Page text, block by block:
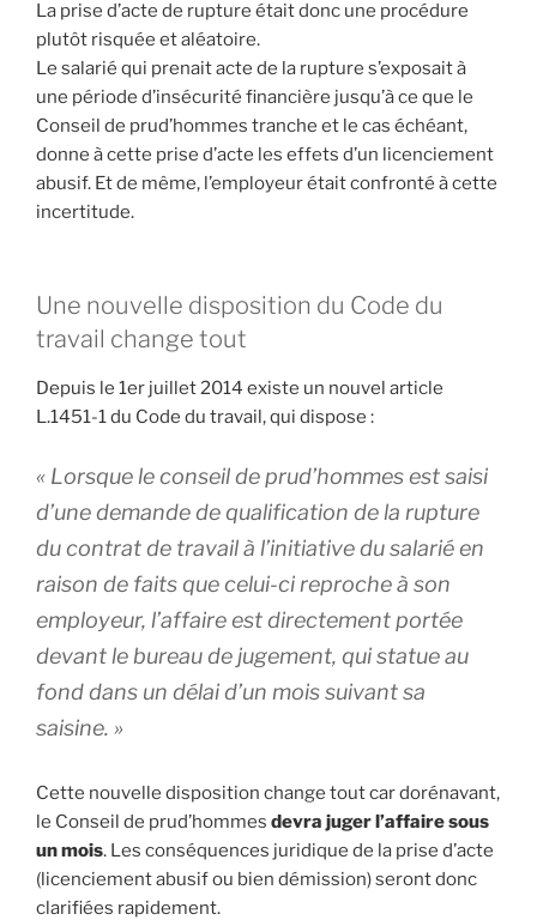
La prise d’acte de rupture était donc une procédure
plutôt risquée et aléatoire.
Le salarié qui prenait acte de la rupture s’exposait à
une période d’insécurité financière jusqu’à ce que le
Conseil de prud’hommes tranche et le cas échéant,
donne à cette prise d’acte les effets d’un licenciement
abusif. Et de même, l’employeur était confronté à cette
incertitude.
Une nouvelle disposition du Code du
travail change tout
Depuis le 1er juillet 2014 existe un nouvel article
L.1451-1 du Code du travail, qui dispose :
« Lorsque le conseil de prud’hommes est saisi
d’une demande de qualification de la rupture
du contrat de travail à l’initiative du salarié en
raison de faits que celui-ci reproche à son
employeur, l’affaire est directement portée
devant le bureau de jugement, qui statue au
fond dans un délai d’un mois suivant sa
saisine. »
Cette nouvelle disposition change tout car dorénavant,
le Conseil de prud’hommes devra juger l’affaire sous
un mois. Les conséquences juridique de la prise d’acte
(licenciement abusif ou bien démission) seront donc
clarifiées rapidement.